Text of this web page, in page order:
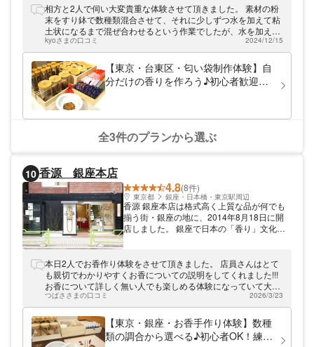
付く地で、日本の香り文化を楽しみません
か。
相方と2人で伺い大変貴重な体験させて頂きました。 素材の粉
末をすり鉢で数種類混合させて、それに少しずつ水を加えて粘
土状になるまで混ぜ合わせるという作業でしたが、水を加えて
からの作業が結構力がいる作業でした。 相方(女性)は粉末と水
が上手く混ざらず、なかなか粘土上にならなくて苦戦していた
ので、私が手伝って仕上げました。 女性には少々キツい作業か
も知れません。 粘土状にしてからは成形作業になりますが、私
は無難な円錐形と渦巻き(蚊取線香状)、テトラポット状を、相
方は三角錐や円錐形を作っていました。 これは持ち帰れるので
乾燥が終わったら試してみようと思います。 大変貴重な時間と
体験をさせて頂き、ありがとうございました。
kyoさまの口コミ 2024/12/15
【東京・台東区・匂い袋制作体験】自
分だけの香りを作ろう♪初心者歓迎・
全3件のプランから選ぶ
10 香源 銀座本店
4.8(8件)
東京都 銀座・日本橋・東京駅周辺
香源 銀座本店は格式高く上質な品が何でも
揃う街・銀座の地に、2014年8月18日に開
店しました。 銀座で日本の「香り」文化を
なさまをお待ちしております。 香源は「日
本のお香の情報発信源」であり、お客様に最
適なお香をご提案できる「お香コンシェルジ
ュ」のいるお店です。 日本全国のお香メー
カーさんのお香・お線香約5000種類以上を
取り揃え、皆様をお待ちしております。 ゆ
ったり、楽しみながら、お好きな香りを一緒
に探してみませんか？
本日2人でお香作り体験をさせて頂きました。 店員さんはとて
も親切でわかりやすくお香についての説明をしてくれました!!!
お香について詳しく無い人でも楽しめる体験になっていて大満
足でした。 この度はありがとうございました！！
つばささまの口コミ 2026/3/23
【東京・銀座・お香手作り体験】数種
類の調合から選べる♪初心者OK！練っ